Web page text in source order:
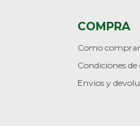
COMPRA
Como comprar
Condiciones
Envios y